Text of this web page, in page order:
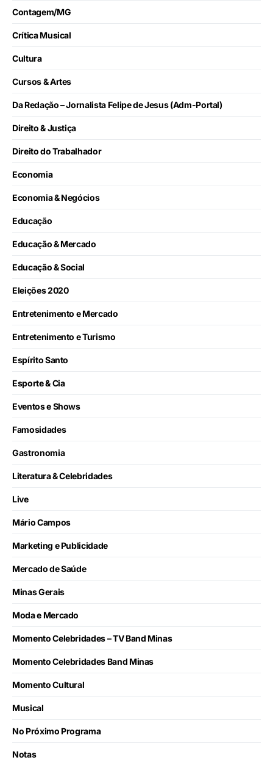
Contagem/MG
Crítica Musical
Cultura
Cursos & Artes
Da Redação – Jornalista Felipe de Jesus (Adm-Portal)
Direito & Justiça
Direito do Trabalhador
Economia
Economia & Negócios
Educação
Educação & Mercado
Educação & Social
Eleições 2020
Entretenimento e Mercado
Entretenimento e Turismo
Espírito Santo
Esporte & Cia
Eventos e Shows
Famosidades
Gastronomia
Literatura & Celebridades
Live
Mário Campos
Marketing e Publicidade
Mercado de Saúde
Minas Gerais
Moda e Mercado
Momento Celebridades – TV Band Minas
Momento Celebridades Band Minas
Momento Cultural
Musical
No Próximo Programa
Notas